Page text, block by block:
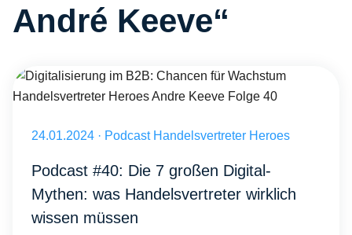
André Keeve“
Veröffentlicht am 24.01.2024
24.01.2024 · Podcast Handelsvertreter Heroes
Podcast #40: Die 7 großen Digital-
Mythen: was Handelsvertreter wirklich
wissen müssen